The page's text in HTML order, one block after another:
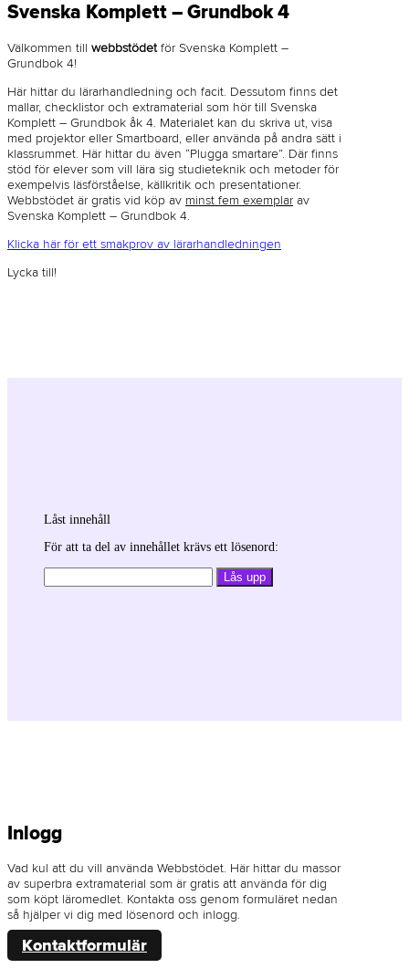
Svenska Komplett – Grundbok 4
Välkommen till webbstödetför Svenska Komplett –
Grundbok 4!
Här hittar du lärarhandledning och facit. Dessutom finns det
mallar, checklistor och extramaterial som hör till Svenska
Komplett – Grundbok åk 4. Materialet kan du skriva ut, visa
med projektor eller Smartboard, eller använda på andra sätt i
klassrummet. Här hittar du även “Plugga smartare”. Där finns
stöd för elever som vill lära sig studieteknik och metoder för
exempelvis läsförståelse, källkritik och presentationer.
Webbstödet är gratis vid köp av minst fem exemplarav
Svenska Komplett – Grundbok 4.
Klicka här för ett smakprov av lärarhandledningen
Lycka till!
Låst innehåll
För att ta del av innehållet krävs ett lösenord:
Inlogg
Vad kul att du vill använda Webbstödet. Här hittar du massor
av superbra extramaterial som är gratis att använda för dig
som köpt läromedlet. Kontakta oss genom formuläret nedan
så hjälper vi dig med lösenord och inlogg.
Kontaktformulär